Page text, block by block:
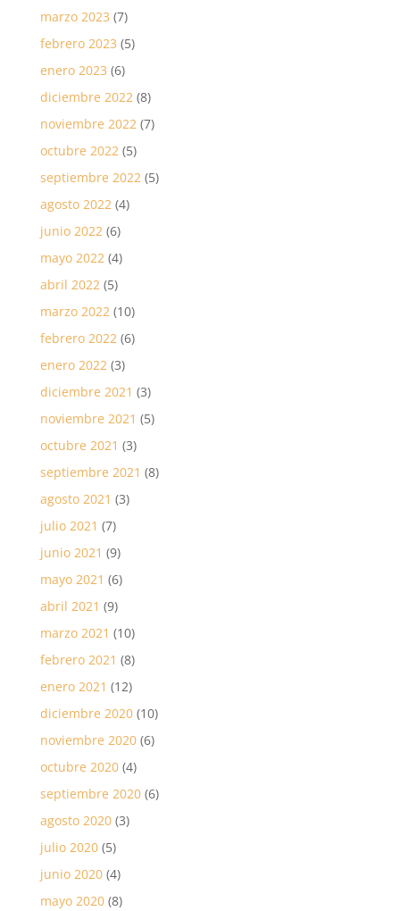
marzo 2023 (7)
febrero 2023 (5)
enero 2023 (6)
diciembre 2022(8)
noviembre 2022(7)
octubre 2022(5)
septiembre 2022(5)
agosto 2022(4)
junio 2022(6)
mayo 2022(4)
abril 2022(5)
marzo 2022(10)
febrero 2022(6)
enero 2022(3)
diciembre 2021 (3)
noviembre 2021 (5)
octubre 2021 (3)
septiembre 2021 (8)
agosto 2021 (3)
julio 2021 (7)
junio 2021 (9)
mayo 2021 (6)
abril 2021 (9)
marzo 2021 (10)
febrero 2021 (8)
enero 2021 (12)
diciembre 2020(10)
noviembre 2020(6)
octubre 2020(4)
septiembre 2020(6)
agosto 2020(3)
julio 2020(5)
junio 2020(4)
mayo 2020(8)